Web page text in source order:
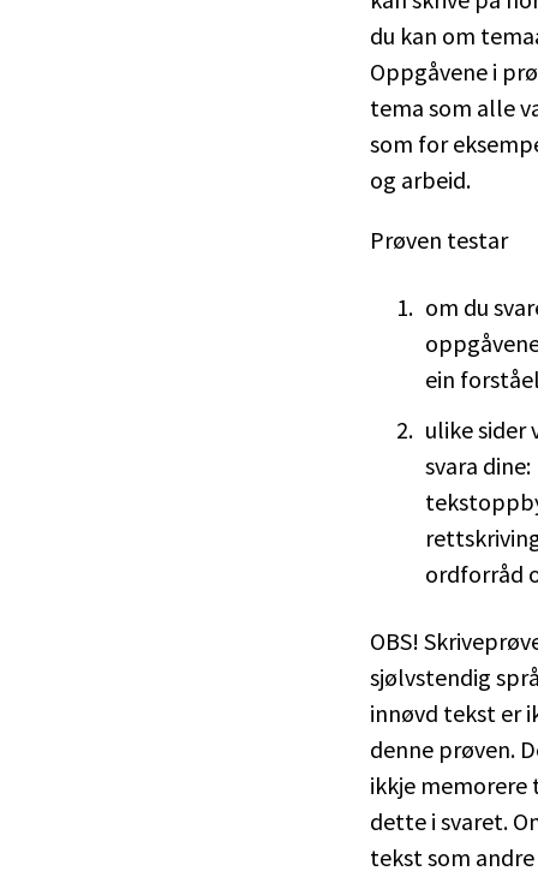
du kan om
Oppgåvene i
tema som alle
som for
og arbeid.
Prøven testar
om du
ein
ulike sider
svara dine:
ordforråd
OBS!
sjølvstendig
innøvd tekst er
denne prøven.
ikkje memorere
dette i svaret.
tekst som